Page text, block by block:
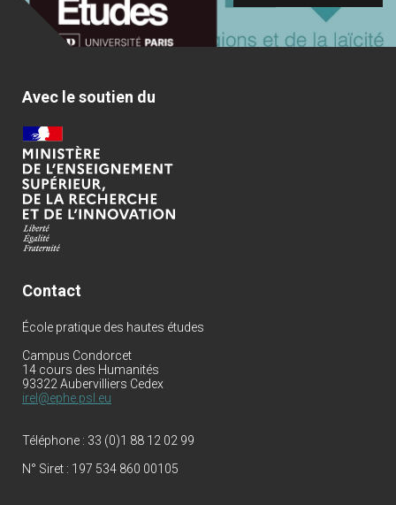
Avec le soutien du
Contact
École pratique des hautes études
Campus Condorcet
14 cours des Humanités
93322 Aubervilliers Cedex
irel@ephe.psl.eu
Téléphone : 33 (0)1 88 12 02 99
N° Siret : 197 534 860 00105